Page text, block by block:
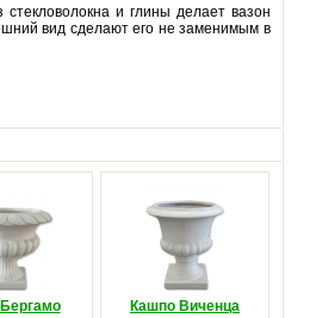
и глины делает вазон
вид сделают его не заменимым в
Кашпо Виченца